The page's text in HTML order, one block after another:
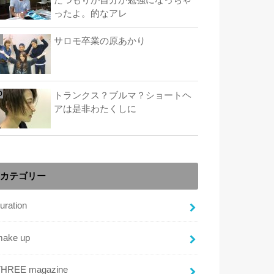
ったよ。的なアレ
サロモ卒業の原あかり
トランクス？ブルマ？ショートヘ
アは是非わたくしに
カテゴリー
up
magazine